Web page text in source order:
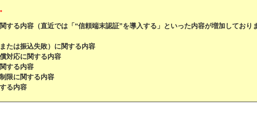
する内容（直近では「“信頼端末認証”を導入する」といった内容が増加しており
たは振込失敗）に関する内容
対応に関する内容
する内容
限に関する内容
る内容